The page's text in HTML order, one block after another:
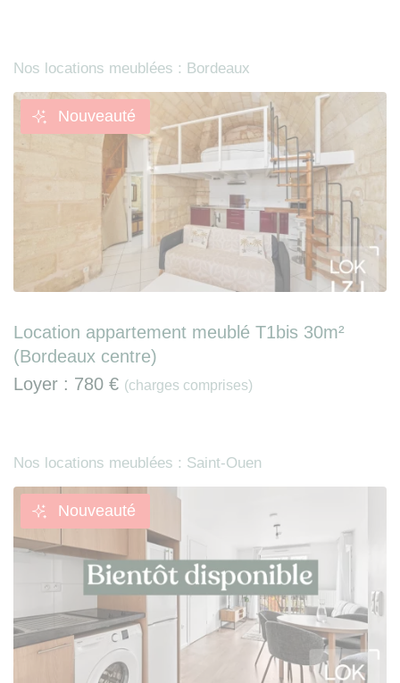
Nos locations meublées : Bordeaux
Nouveauté
Location appartement meublé T1bis 30m²
(Bordeaux centre)
Loyer : 780 € (charges comprises)
Nos locations meublées : Saint-Ouen
Nouveauté